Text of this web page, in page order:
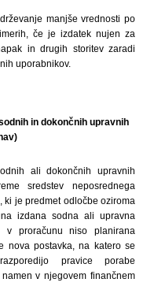
manjše vrednosti po
če je izdatek nujen za
in drugih storitev zaradi
uporabnikov.
in dokončnih upravnih
ali dokončnih upravnih
sredstev neposrednega
je predmet odločbe oziroma
izdana sodna ali upravna
v proračunu niso planirana
nova postavka, na katero se
pravice porabe
v njegovem finančnem